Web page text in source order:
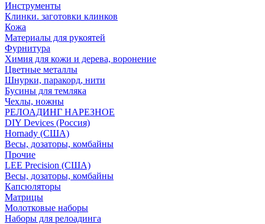
Инструменты
Клинки. заготовки клинков
Кожа
Материалы для рукоятей
Фурнитура
Химия для кожи и дерева, воронение
Цветные металлы
Шнурки, паракорд, нити
Бусины для темляка
Чехлы, ножны
РЕЛОАДИНГ НАРЕЗНОЕ
DIY Devices (Россия)
Hornady (США)
Весы, дозаторы, комбайны
Прочие
LEE Precision (США)
Весы, дозаторы, комбайны
Капсюляторы
Матрицы
Молотковые наборы
Наборы для релоадинга